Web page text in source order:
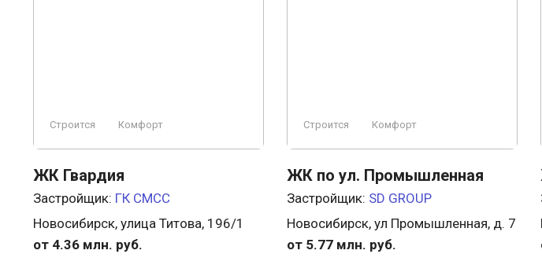
Строится Комфорт
ЖК Гвардия
Застройщик: ГК СМСС
Новосибирск, улица Титова, 196/1
от 4.36 млн. руб.
Строится Комфорт
ЖК по ул. Промышленная
Застройщик: SD GROUP
Новосибирск, ул Промышленная, д. 7
от 5.77 млн. руб.